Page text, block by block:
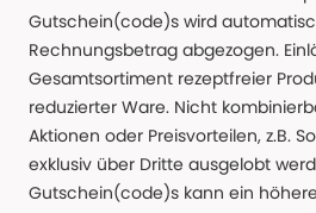
Gutschein(code)s wird
Rechnungsbetrag abgezogen.
Gesamtsortiment rezeptfreier
reduzierter Ware. Nicht
Aktionen oder Preisvorteilen, z.B.
exklusiv über Dritte ausgelobt
Gutschein(code)s kann ein